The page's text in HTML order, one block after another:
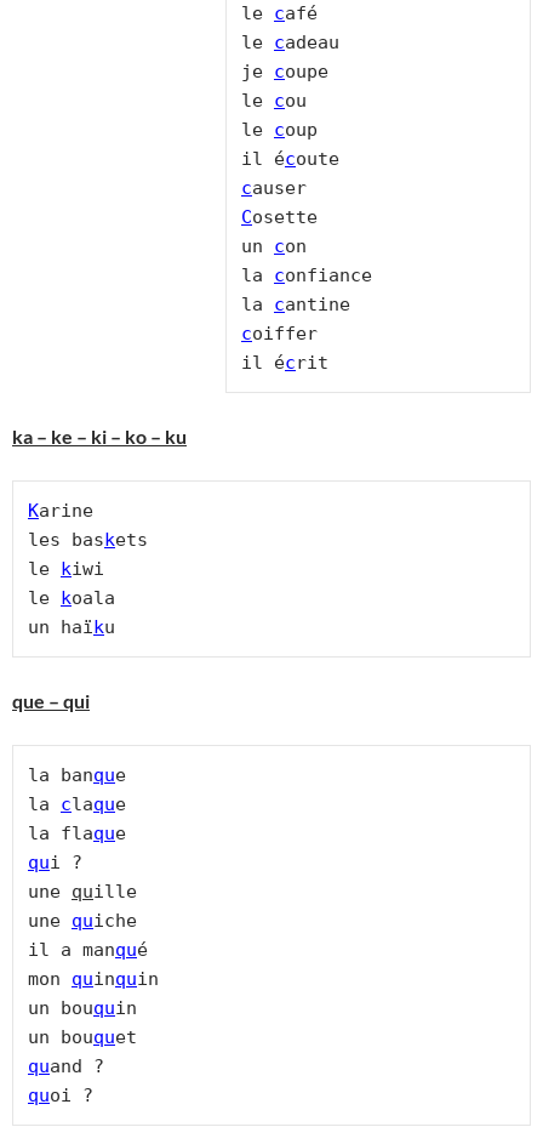
le café
le cadeau
je coupe
le cou
le coup
il éc
c
Cosette
un con
la confiance
la c
coiffer
il écrit
ka – ke – ki – ko – ku
Karine
les baskets
le kiwi
le koala
un haïku
que – qui
la banque
la claque
la flaqu
qui ?
une quille
une quiche
il a manqué
mon quinquin
un bouquin
un bouqu
qu
quoi ?